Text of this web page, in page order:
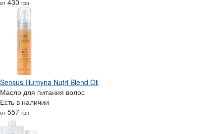
от грн
Sensus Illumyna Nutri Blend Oil
Масло для питания волос
Есть в наличии
от 557 грн